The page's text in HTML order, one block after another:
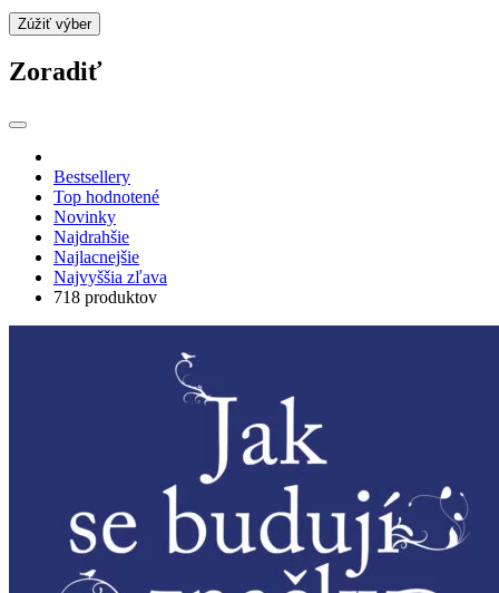
Zúžiť výber
Zoradiť
Bestsellery
Top hodnotené
Novinky
Najdrahšie
Najlacnejšie
Najvyššia zľava
718 produktov